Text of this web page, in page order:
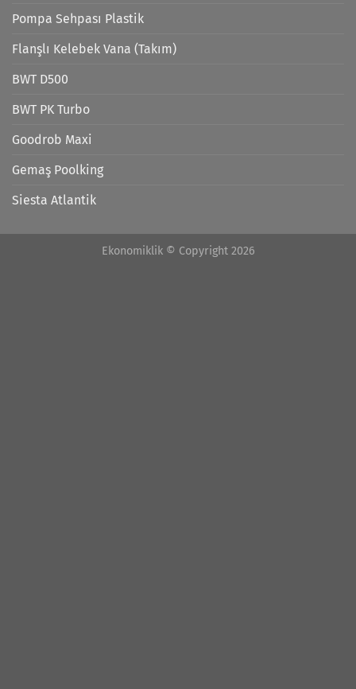
Pompa Sehpası Plastik
Flanşlı Kelebek Vana (Takım)
BWT D500
BWT PK Turbo
Goodrob Maxi
Gemaş Poolking
Siesta Atlantik
Ekonomiklik © Copyright 2026